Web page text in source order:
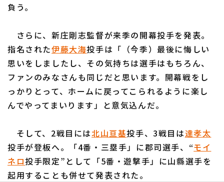
負う。
さらに、新庄剛志監督が来季の開幕投手を発表。
指名された伊藤大海投手は「（今季）最後に悔しい
思いをしましたし、その気持ちは選手はもちろん、
ファンのみなさんも同じだと思います。開幕戦をし
っかりとって、ホームに戻ってこられるように楽し
んでやってまいります」と意気込んだ。
そして、2戦目には北山亘基投手、3戦目は達孝太
投手が登板へ。「4番・三塁手」に郡司選手、“モイ
ネロ投手限定”として「5番・遊撃手」に山縣選手を
起用することも併せて発表された。